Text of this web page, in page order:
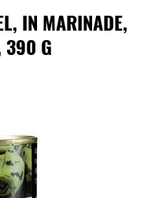
IN MARINADE,
390 G